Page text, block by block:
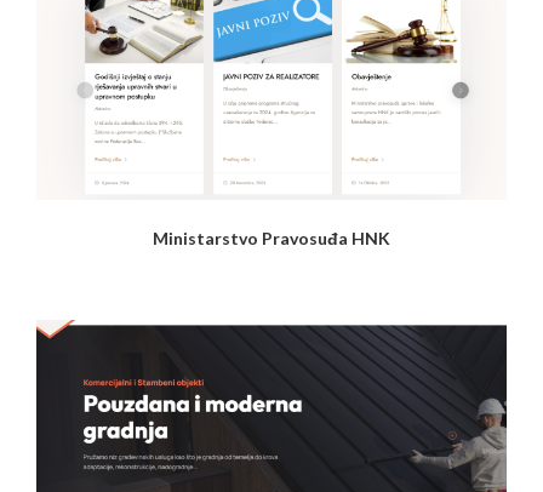
Ministarstvo Pravosuđa HNK